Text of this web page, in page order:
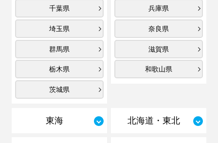
千葉県
埼玉県
群馬県
栃木県
茨城県
兵庫県
奈良県
滋賀県
和歌山県
東海 北海道・東北